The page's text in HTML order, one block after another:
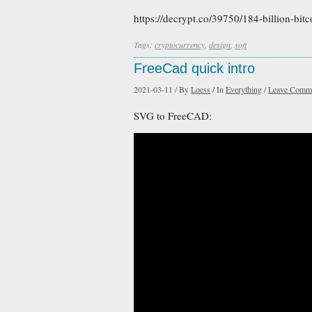
https://decrypt.co/39750/184-billion-
Tags: cryptocurrency design soft
FreeCad quick intro
2021-03-11 /ByLoess /In Everything/Leave
SVG to FreeCAD: